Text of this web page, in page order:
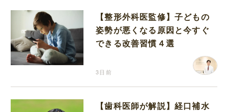
【整形外科医監修】子どもの
姿勢が悪くなる原因と今すぐ
できる改善習慣４選
3日前
【歯科医師が解説】経口補水